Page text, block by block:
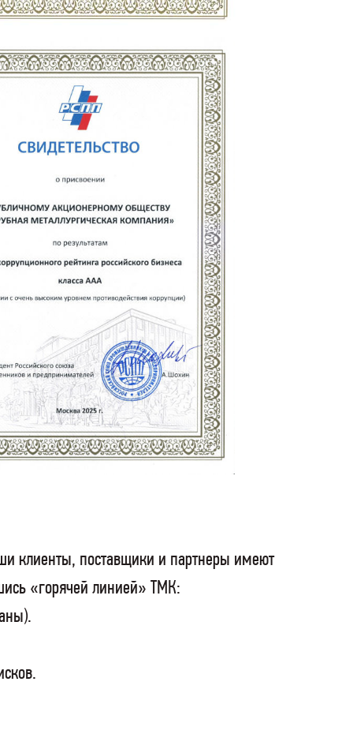
клиенты, поставщики и партнеры имеют
«горячей линией» ТМК: